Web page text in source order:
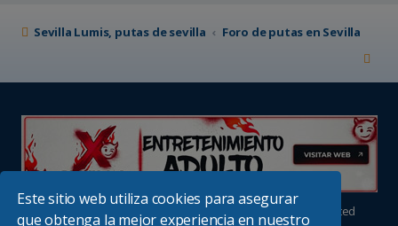
Este sitio web utiliza cookies para asegurar
que obtenga la mejor experiencia en nuestro
Sevilla Lumis, putas de sevilla Foro de putas en Sevilla
Desarrollado por phpBB
® Forum Software © phpBB Limited